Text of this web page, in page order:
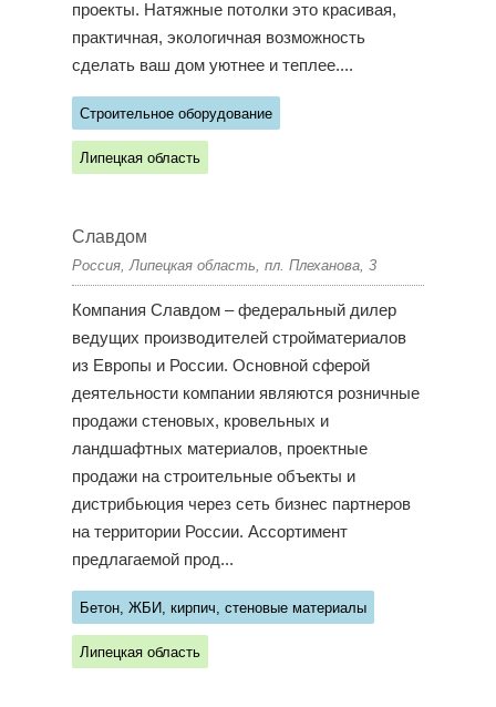
проекты. Натяжные потолки это красивая,
практичная, экологичная возможность
сделать ваш дом уютнее и теплее....
Строительное оборудование
Липецкая область
Славдом
Россия, Липецкая область, пл. Плеханова, 3
Компания Славдом – федеральный дилер
ведущих производителей стройматериалов
из Европы и России. Основной сферой
деятельности компании являются розничные
продажи стеновых, кровельных и
ландшафтных материалов, проектные
продажи на строительные объекты и
дистрибьюция через сеть бизнес партнеров
на территории России. Ассортимент
предлагаемой прод...
Бетон, ЖБИ, кирпич, стеновые материалы
Липецкая область